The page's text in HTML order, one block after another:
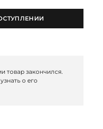
товар закончился.
о его